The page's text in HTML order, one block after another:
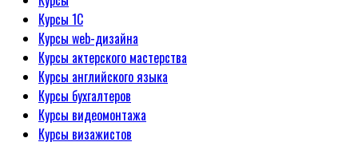
Курсы 1С
Курсы web-дизайна
Курсы актерского мастерства
Курсы английского языка
Курсы бухгалтеров
Курсы видеомонтажа
Курсы визажистов